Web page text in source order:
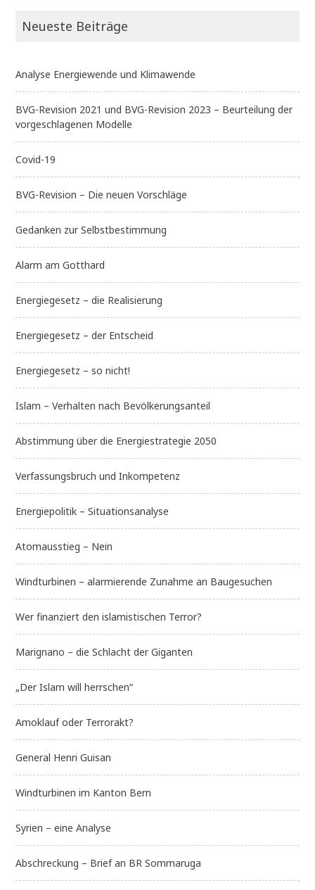
Neueste Beiträge
Analyse Energiewende und Klimawende
BVG-Revision 2021 und BVG-Revision 2023 – Beurteilung der
vorgeschlagenen Modelle
Covid-19
BVG-Revision – Die neuen Vorschläge
Gedanken zur Selbstbestimmung
Alarm am Gotthard
Energiegesetz – die Realisierung
Energiegesetz – der Entscheid
Energiegesetz – so nicht!
Islam – Verhalten nach Bevölkerungsanteil
Abstimmung über die Energiestrategie 2050
Verfassungsbruch und Inkompetenz
Energiepolitik – Situationsanalyse
Atomausstieg – Nein
Windturbinen – alarmierende Zunahme an Baugesuchen
Wer finanziert den islamistischen Terror?
Marignano – die Schlacht der Giganten
„Der Islam will herrschen“
Amoklauf oder Terrorakt?
General Henri Guisan
Windturbinen im Kanton Bern
Syrien – eine Analyse
Abschreckung – Brief an BR Sommaruga